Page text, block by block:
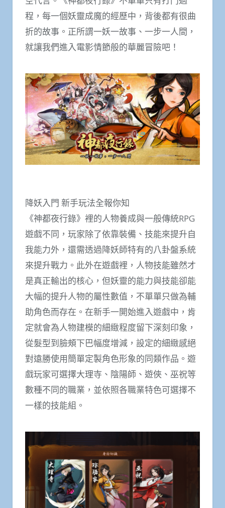
程，每一個妖靈成魔的經歷中，背後都有很曲
折的故事。正所謂一妖一故事、一步一人間，
就讓我們進入電影情節般的華麗冒險吧！
降妖入門 新手玩法全報你知
《神都夜行錄》裡的人物養成與一般傳統RPG
遊戲不同，玩家除了依靠裝備、技能來提升自
我能力外，還需透過降妖師特有的八卦盤系統
來提升戰力。此外在遊戲裡，人物技能雖然才
是真正輸出的核心，但妖靈的能力與技能卻能
大幅的提升人物的屬性數值，不單單只做為輔
助角色而存在。在新手一開始進入遊戲中，肯
定就會為人物建模的細緻程度留下深刻印象，
從髮型到臉頰下巴幅度增減，設定的細緻感絕
對遠勝使用簡單定製角色形象的同類作品。遊
戲玩家可選擇大理寺、陰陽師、遊俠、巫祝等
數種不同的職業，並依照各職業特色可選擇不
一樣的技能組。